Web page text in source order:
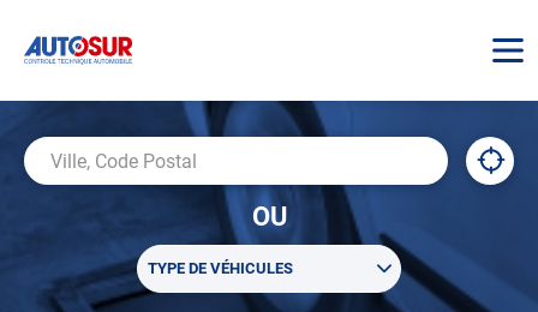
Code
Postal
À
,
OU
Sélectionner
un
TYPE DE VÉHICULES